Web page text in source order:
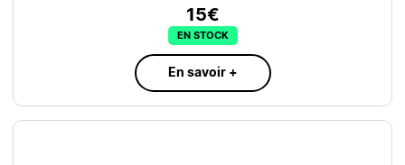
15€
EN STOCK
En savoir +